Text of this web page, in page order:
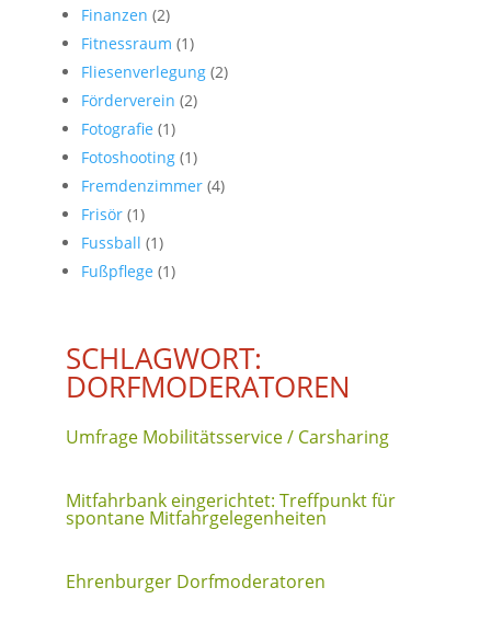
Finanzen (2)
Fitnessraum (1)
Fliesenverlegung (2)
Förderverein (2)
Fotografie (1)
Fotoshooting (1)
Fremdenzimmer (4)
Frisör (1)
Fussball (1)
Fußpflege (1)
SCHLAGWORT:
DORFMODERATOREN
Umfrage Mobilitätsservice / Carsharing
Mitfahrbank eingerichtet: Treffpunkt für
spontane Mitfahrgelegenheiten
Ehrenburger Dorfmoderatoren